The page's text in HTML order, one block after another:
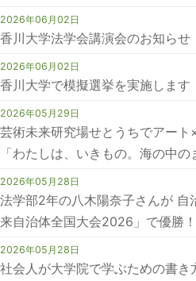
2026年06月02日
香川大学法学会講演会のお知らせ
2026年06月02日
香川大学で模擬選挙を実施します
2026年05月29日
芸術未来研究場せとうちでアー
「わたしは、いきもの。海の中
2026年05月28日
法学部2年の八木陽奈子さんが 自
来自治体全国大会2026」で優勝！
2026年05月28日
社会人が大学院で学ぶための書き